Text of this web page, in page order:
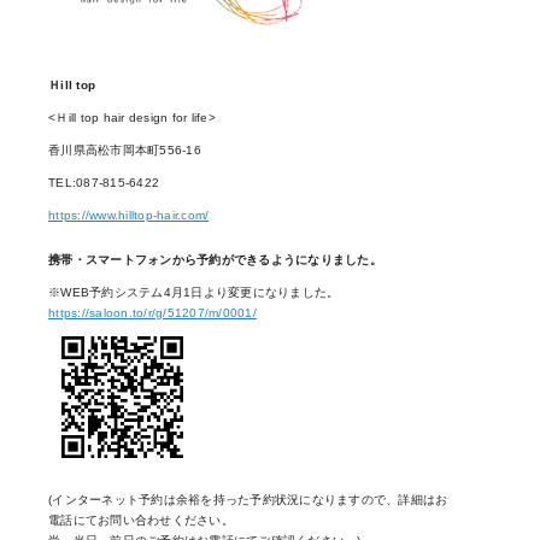
Ｈill top
<Ｈill top hair design for life>
香川県高松市岡本町556-16
TEL:087-815-6422
https://www.hilltop-hair.com/
携帯・スマートフォンから予約ができるようになりました。
※WEB予約システム4月1日より変更になりました。
https://saloon.to/r/g/51207/m/0001/
(インターネット予約は余裕を持った予約状況になりますので、詳細はお
電話にてお問い合わせください。